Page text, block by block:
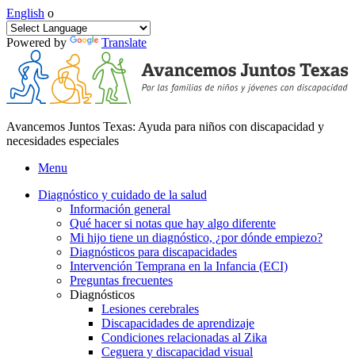
English o
Powered by Translate
Avancemos Juntos Texas: Ayuda para niños con discapacidad y
necesidades especiales
Menu
Diagnóstico y cuidado de la salud
Información general
Qué hacer si notas que hay algo diferente
Mi hijo tiene un diagnóstico, ¿por dónde empiezo?
Diagnósticos para discapacidades
Intervención Temprana en la Infancia (ECI)
Preguntas frecuentes
Diagnósticos
Lesiones cerebrales
Discapacidades de aprendizaje
Condiciones relacionadas al Zika
Ceguera y discapacidad visual